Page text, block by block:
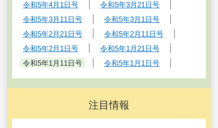
令和5年4月1日号
令和5年3月21日号
令和5年3月11日号
令和5年3月1日号
令和5年2月21日号
令和5年2月11日号
令和5年2月1日号
令和5年1月21日号
令和5年1月11日号
令和5年1月1日号
注目情報